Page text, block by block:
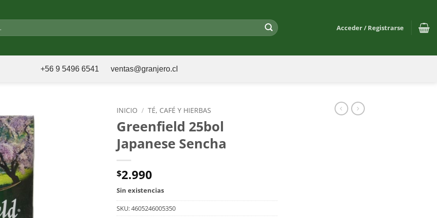
Acceder / Registrarse
+56 9 5496 6541 ventas@granjero.cl
INICIO / TÉ, CAFÉ Y HIERBAS
Greenfield 25bol
Japanese Sencha
$2.990
Sin existencias
SKU:4605246005350